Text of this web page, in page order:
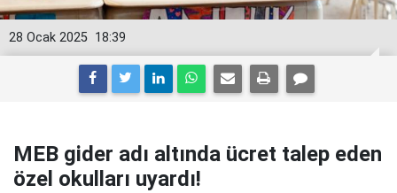
18:39
28 Ocak 2025
MEB gider adı altında ücret talep eden
özel okulları uyardı!